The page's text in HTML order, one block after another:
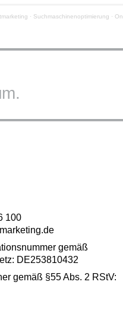
· Suchmaschinenoptimierung ·
100
gemäß
DE253810432
gemäß §55 Abs. 2 RStV: